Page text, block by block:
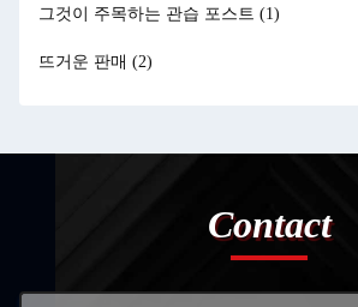
그것이 주목하는 관습 포스트 (1)
뜨거운 판매 (2)
Contact